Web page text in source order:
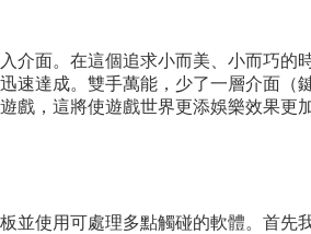
介面。在這個追求小而美、小而巧
速達成。雙手萬能，少了一層介面
戲，這將使遊戲世界更添娛樂效果更
並使用可處理多點觸碰的軟體。首